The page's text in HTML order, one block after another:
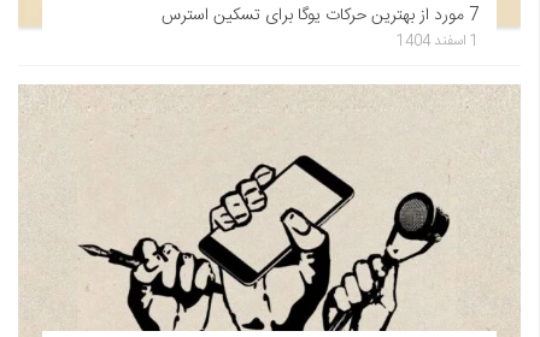
7 مورد از بهترین حرکات یوگا برای تسکین استرس
1 اسفند 1404